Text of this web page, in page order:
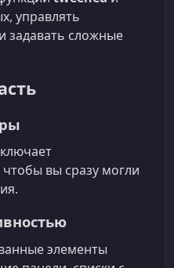
управлять
задавать сложные
вы сразу могли
элементы